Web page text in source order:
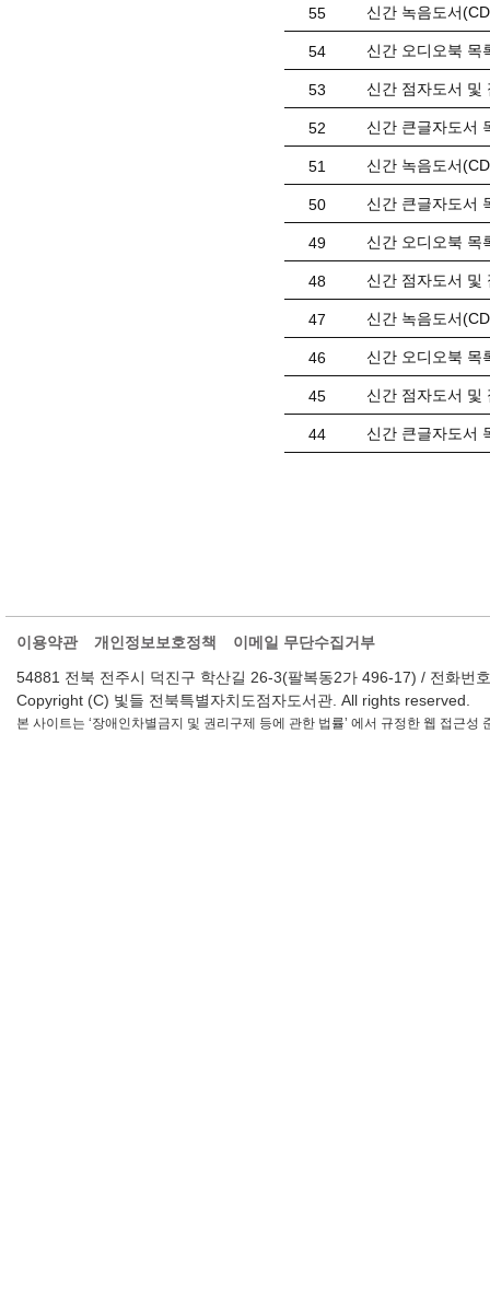
55 신간 녹음도서
54 신간 오디오북 목
53 신간 점자도서 및
52 신간 큰글자도서
51 신간 녹음도서
50 신간 큰글자도서
49 신간 오디오북 목
48 신간 점자도서 및
47 신간 녹음도서
46 신간 오디오북 목
45 신간 점자도서 및
44 신간 큰글자도서
이용약관 개인정보보호정책
이메일 무단수집거부
54881 전북 전주시 덕진구 학산길 26-3(팔복동2가 496-17) / 전화
Copyright (C) 빛들 전북특별자치도점자도서관. All rights reserved.
본 사이트는 ‘장애인차별금지 및 권리구제 등에 관한 법률’ 에서 규정한 웹 접근